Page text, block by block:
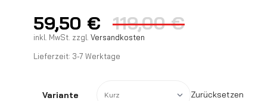
119,00€
59,50 €
inkl. MwSt. zzgl. Versandkosten
Lieferzeit: 3-7 Werktage
Variante Zurücksetzen